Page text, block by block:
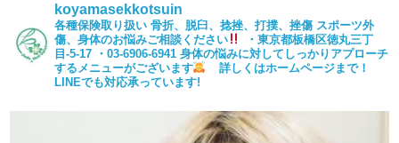
koyamasekkotsuin
各種保険取り扱い 骨折、脱臼、捻挫、打撲、挫傷 スポーツ外
傷、身体のお悩みご相談ください
・東京都板橋区徳丸三丁
目-5-17 ・03-6906-6941 身体の悩みに対してしっかりアプローチ
するメニューがございます
詳しくはホームページまで！
LINEでも対応承っています!